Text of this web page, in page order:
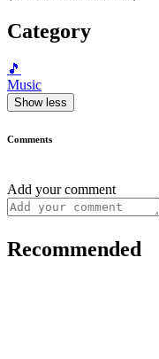
Category
🎵
Music
Show less
Comments
Add your comment
Recommended